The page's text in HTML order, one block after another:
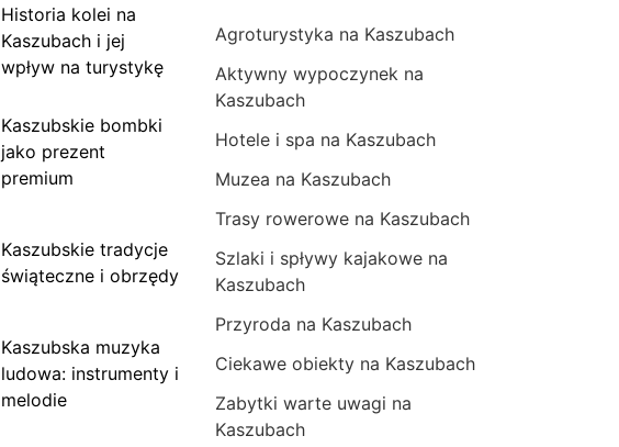
Historia kolei na
Kaszubach i jej
wpływ na turystykę
Kaszubskie bombki
jako prezent
premium
Kaszubskie tradycje
świąteczne i obrzędy
Kaszubska muzyka
ludowa: instrumenty i
melodie
Agroturystyka na Kaszubach
Aktywny wypoczynek na
Kaszubach
Hotele i spa na Kaszubach
Muzea na Kaszubach
Trasy rowerowe na Kaszubach
Szlaki i spływy kajakowe na
Kaszubach
Przyroda na Kaszubach
Ciekawe obiekty na Kaszubach
Zabytki warte uwagi na
Kaszubach